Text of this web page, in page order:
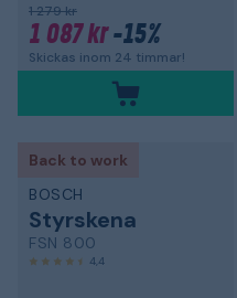
1 279 kr
1 087 kr-15%
Skickas inom 24 timmar!
Back to work
BOSCH
Styrskena
FSN 800
4,4